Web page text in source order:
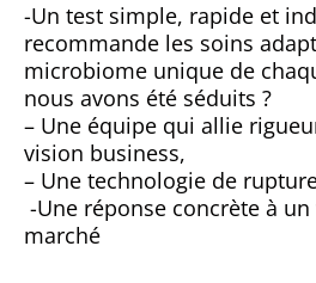
-Un test simple, rapide et
recommande les soins
microbiome unique de
nous avons été séduits ?
– Une équipe qui allie
vision business,
– Une technologie de
-Une réponse concrète à
marché